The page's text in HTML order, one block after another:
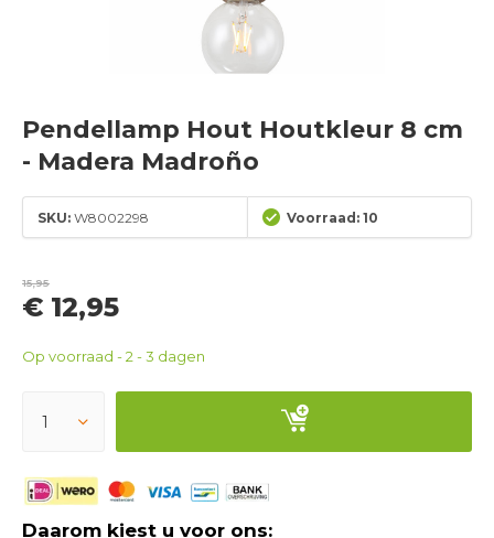
Pendellamp Hout Houtkleur 8 cm
- Madera Madroño
SKU: W8002298 Voorraad: 10
15,95
€ 12,95
Op voorraad - 2 - 3 dagen
Daarom kiest u voor ons: